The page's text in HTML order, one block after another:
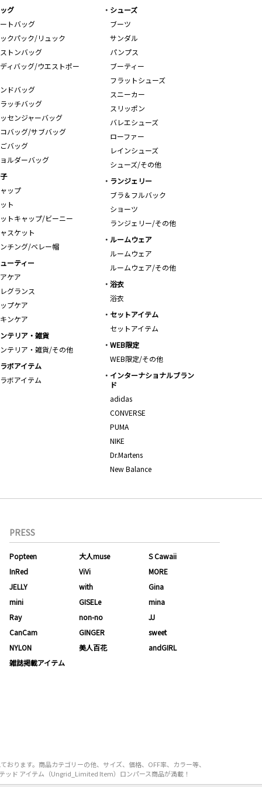
グ
トバッグ
クパック/リュック
トンバッグ
ィバッグ/ウエストポー
ドバッグ
ッチバッグ
センジャーバッグ
バッグ/サブバッグ
バッグ
ルダーバッグ
シューズ
ブーツ
サンダル
パンプス
ブーティー
フラットシューズ
スニーカー
スリッポン
バレエシューズ
ローファー
レインシューズ
シューズ/その他
ップ
ト
トキャップ/ビーニー
スケット
チング/ベレー帽
ランジェリー
ブラ＆フルバック
ショーツ
ランジェリー/その他
ルームウェア
ルームウェア
ルームウェア/その他
ーティー
ケア
グランス
プケア
ンケア
浴衣
浴衣
セットアイテム
セットアイテム
テリア・雑貨
テリア・雑貨/その他
WEB限定
WEB限定/その他
ボアイテム
ボアイテム
インターナショナルブラン
ド
adidas
CONVERSE
PUMA
NIKE
Dr.Martens
New Balance
PRESS
Popteen 大人muse
S Cawaii
InRed
ViVi
MORE
JELLY
with
Gina
mini
GISELe
mina
Ray
non-no
JJ
CanCam
GINGER
sweet
NYLON
美人百花
andGIRL
雑誌掲載アイテム
ります。商品カテゴリーの他、サイズ、価格、OFF率、カラー等、
ド アイテム（Ungrid_Limited Item）ロンパース商品が満載！